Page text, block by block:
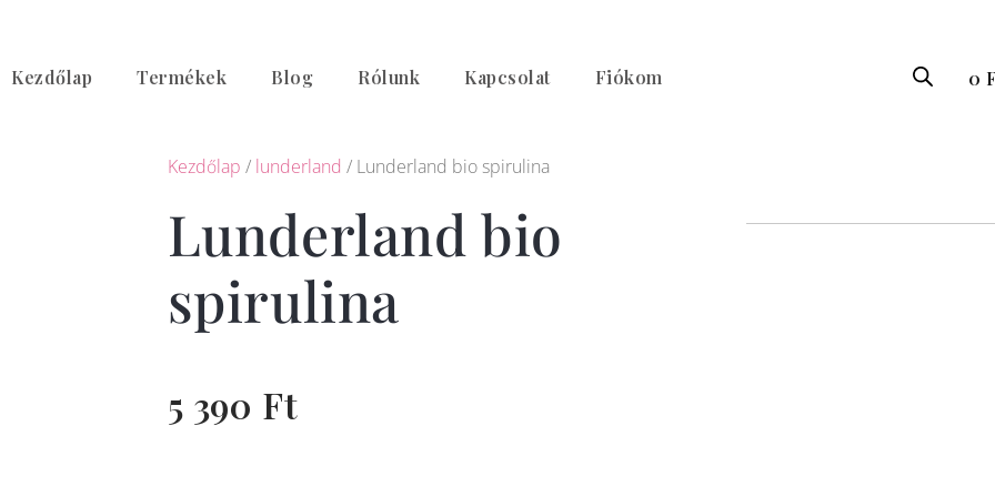
content
Kezdőlap Termékek Blog Rólunk Kapcsolat Fiókom 0
Kezdőlap / lunderland / Lunderland bio spirulina
Lunderland bio
spirulina
5 390 Ft